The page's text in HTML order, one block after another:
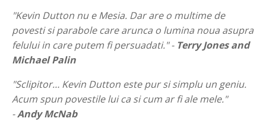
"Kevin Dutton nu e Mesia. Dar are o multime de
povesti si parabole care arunca o lumina noua asupra
felului in care putem fi persuadati." - Terry Jones and
Michael Palin
"Sclipitor… Kevin Dutton este pur si simplu un geniu.
Acum spun povestile lui ca si cum ar fi ale mele."
-Andy McNab